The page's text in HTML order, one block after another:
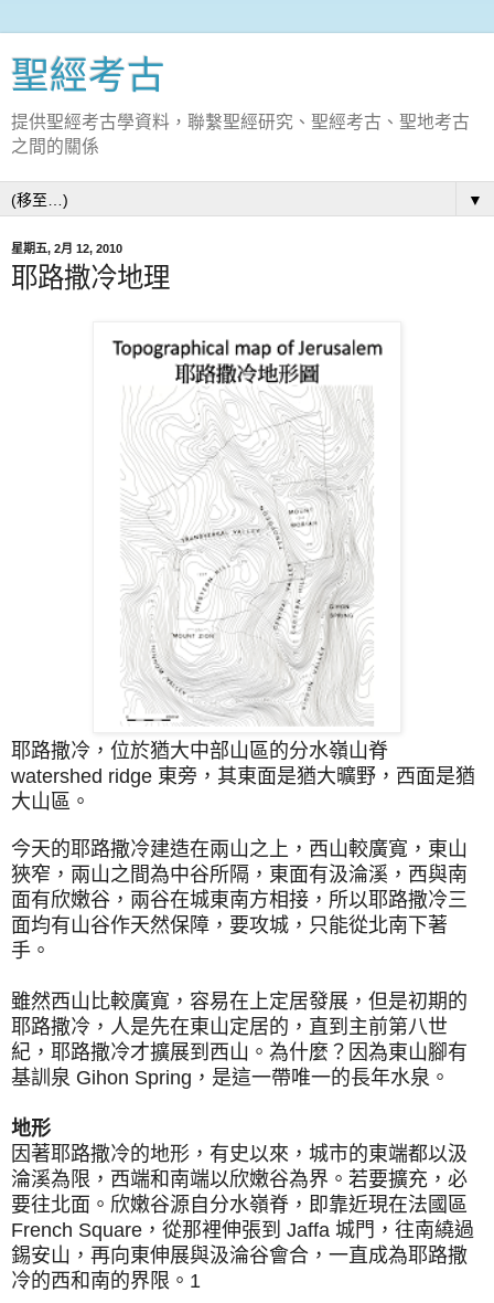
聖經考古
提供聖經考古學資料，聯繫聖經研究、聖經考古、聖地考古
之間的關係
▼
星期五, 2月 12, 2010
耶路撒冷地理
耶路撒冷，位於猶大中部山區的分水嶺山脊
watershed ridge 東旁，其東面是猶大曠野，西面是猶
大山區。
今天的耶路撒冷建造在兩山之上，西山較廣寬，東山
狹窄，兩山之間為中谷所隔，東面有汲淪溪，西與南
面有欣嫩谷，兩谷在城東南方相接，所以耶路撒冷三
面均有山谷作天然保障，要攻城，只能從北南下著
手。
雖然西山比較廣寬，容易在上定居發展，但是初期的
耶路撒冷，人是先在東山定居的，直到主前第八世
紀，耶路撒冷才擴展到西山。為什麼？因為東山腳有
基訓泉 Gihon Spring，是這一帶唯一的長年水泉。
地形
因著耶路撒冷的地形，有史以來，城市的東端都以汲
淪溪為限，西端和南端以欣嫩谷為界。若要擴充，必
要往北面。欣嫩谷源自分水嶺脊，即靠近現在法國區
French Square，從那裡伸張到 Jaffa 城門，往南繞過
錫安山，再向東伸展與汲淪谷會合，一直成為耶路撒
冷的西和南的界限。1